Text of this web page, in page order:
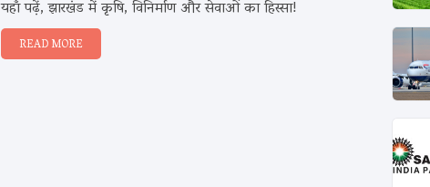
यहाँ पढ़ें, झारखंड में कृषि, विनिर्माण और सेवाओं का हिस्सा!
READ MORE